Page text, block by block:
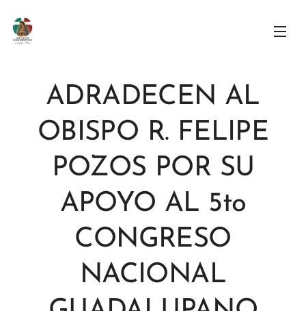
ADRADECEN AL
OBISPO R. FELIPE
POZOS POR SU
APOYO AL 5to
CONGRESO
NACIONAL